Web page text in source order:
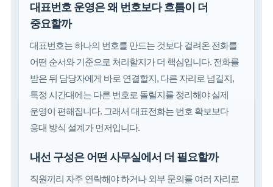
대표번호 운영은 왜 번호보다 흐름이 더
중요할까
대표번호는 하나의 번호를 만드는 것보다 걸려온 전화를
어떤 순서와 기준으로 처리할지가 더 핵심입니다. 전화를
받은 뒤 담당자에게 바로 연결할지, 다른 자리로 넘길지,
특정 시간대에는 다른 번호로 돌릴지를 정리해야 실제
운영이 편해집니다. 그래서 대표전화는 번호 확보보다
응대 방식 설계가 먼저입니다.
내선 구성은 어떤 사무실에서 더 필요할까
직원끼리 자주 연락해야 하거나 외부 문의를 여러 자리로